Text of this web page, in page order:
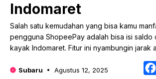
Indomaret
Salah satu kemudahan yang bisa kamu
pengguna ShopeePay adalah bisa isi saldo
kayak Indomaret. Fitur ini nyambungin jarak
Subaru Agustus 12, 2025